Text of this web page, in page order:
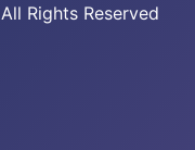
All Rights Reserved